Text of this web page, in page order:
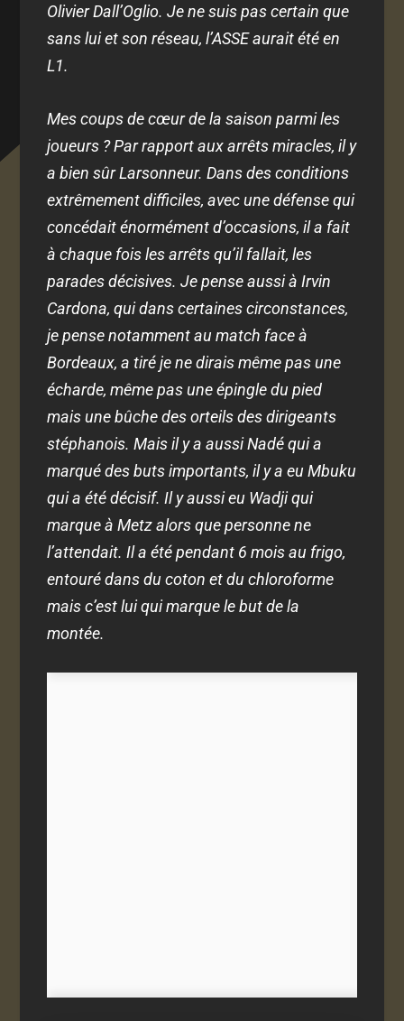
Olivier Dall’Oglio. Je ne suis pas certain que
sans lui et son réseau, l’ASSE aurait été en
L1.
Mes coups de cœur de la saison parmi les
joueurs ? Par rapport aux arrêts miracles, il y
a bien sûr Larsonneur. Dans des conditions
extrêmement difficiles, avec une défense qui
concédait énormément d’occasions, il a fait
à chaque fois les arrêts qu’il fallait, les
parades décisives. Je pense aussi à Irvin
Cardona, qui dans certaines circonstances,
je pense notamment au match face à
Bordeaux, a tiré je ne dirais même pas une
écharde, même pas une épingle du pied
mais une bûche des orteils des dirigeants
stéphanois. Mais il y a aussi Nadé qui a
marqué des buts importants, il y a eu Mbuku
qui a été décisif. Il y aussi eu Wadji qui
marque à Metz alors que personne ne
l’attendait. Il a été pendant 6 mois au frigo,
entouré dans du coton et du chloroforme
mais c’est lui qui marque le but de la
montée.